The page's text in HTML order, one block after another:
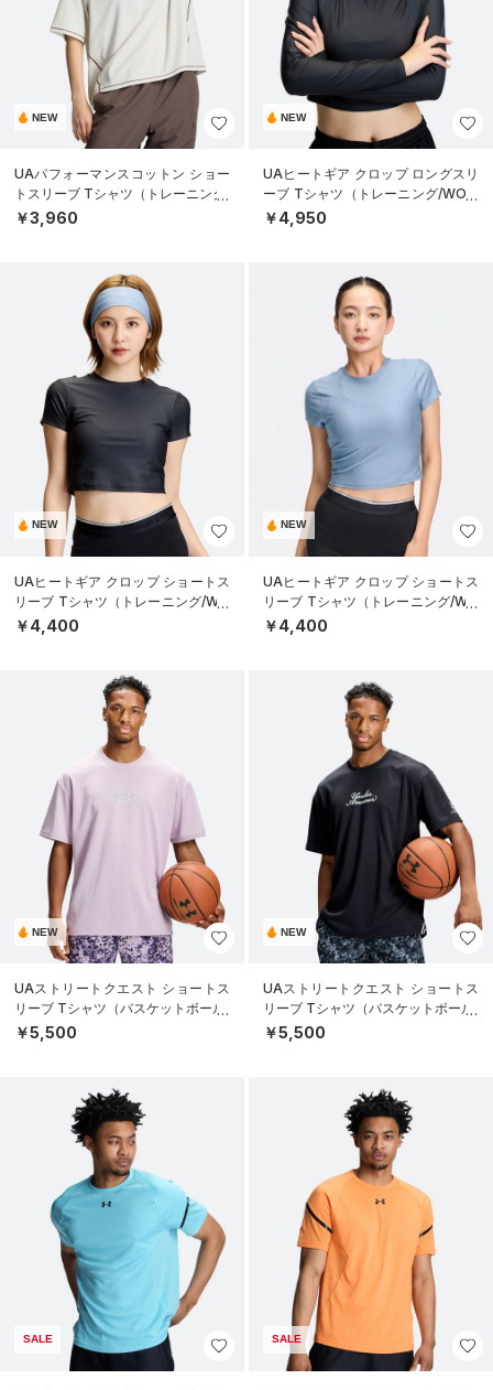
NEW
UAパフォーマンスコットン ショー
トスリーブ Tシャツ（トレーニング/
WOMEN）
￥3,960
NEW
UAヒートギア クロップ ロングスリ
ーブ Tシャツ（トレーニング/WOM
EN）
￥4,950
NEW
UAヒートギア クロップ ショートス
リーブ Tシャツ（トレーニング/WO
MEN）
￥4,400
NEW
UAヒートギア クロップ ショートス
リーブ Tシャツ（トレーニング/WO
MEN）
￥4,400
NEW
UAストリートクエスト ショートス
リーブ Tシャツ（バスケットボール/
MEN）
￥5,500
NEW
UAストリートクエスト ショートス
リーブ Tシャツ（バスケットボール/
MEN）
￥5,500
SALE SALE